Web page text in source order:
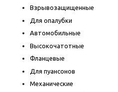
Взрывозащищенные
Для опалубки
Автомобильные
Высокочатотные
Фланцевые
Для пуансонов
Механические